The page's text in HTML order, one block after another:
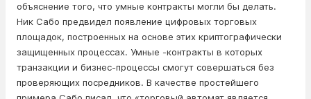
объяснение того, что умные контракты могли бы делать.
Ник Сабо предвидел появление цифровых торговых
площадок, построенных на основе этих криптографически
защищенных процессах. Умные -контракты в которых
транзакции и бизнес-процессы смогут совершаться без
проверяющих посредников. В качестве простейшего